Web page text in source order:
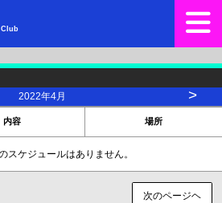
2022年4月 >
内容 場所
スケジュールはありません。
次のページヘ